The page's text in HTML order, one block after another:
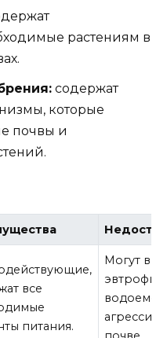
растениям в
содержат
которые
почвы и
все
питания.
Могут